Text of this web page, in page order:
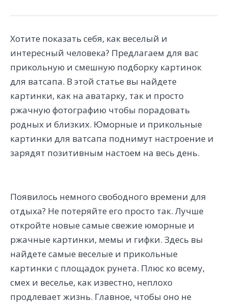
Хотите показать себя, как веселый и
интересный человека? Предлагаем для вас
прикольную и смешную подборку картинок
для ватсапа. В этой статье вы найдете
картинки, как на аватарку, так и просто
ржачную фотографию чтобы порадовать
родных и близких. Юморные и прикольные
картинки для ватсапа поднимут настроение и
зарядят позитивным настоем на весь день.
Появилось немного свободного времени для
отдыха? Не потеряйте его просто так. Лучше
откройте новые самые свежие юморные и
ржачные картинки, мемы и гифки. Здесь вы
найдете самые веселые и прикольные
картинки с площадок рунета. Плюс ко всему,
смех и веселье, как известно, неплохо
продлевает жизнь. Главное, чтобы оно не